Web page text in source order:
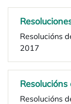
Resolucións
2017
Resolucións